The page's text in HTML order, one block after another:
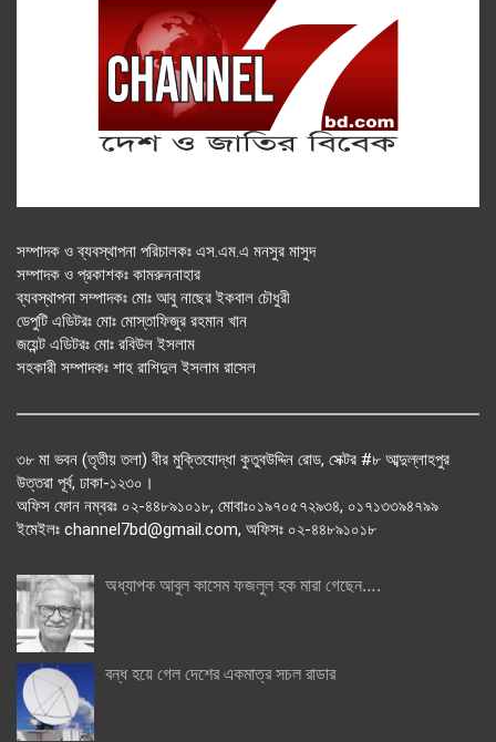
সম্পাদক ও ব্যবস্থাপনা পরিচালকঃ এস.এম.এ মনসুর মাসুদ
সম্পাদক ও প্রকাশকঃ কামরুননাহার
ব্যবস্থাপনা সম্পাদকঃ মোঃ আবু নাছের ইকবাল চৌধুরী
ডেপুটি এডিটরঃ মোঃ মোস্তাফিজুর রহমান খান
জয়েন্ট এডিটরঃ মোঃ রবিউল ইসলাম
সহকারী সম্পাদকঃ শাহ রাশিদুল ইসলাম রাসেল
৩৮ মা ভবন (তৃতীয় তলা) বীর মুক্তিযোদ্ধা কুতুবউদ্দিন রোড, সেক্টর #৮ আব্দুল্লাহপুর
উত্তরা পূর্ব, ঢাকা-১২৩০।
অফিস ফোন নম্বরঃ ০২-৪৪৮৯১০১৮, মোবাঃ০১৯৭০৫৭২৯৩৪, ০১৭১৩৩৯৪৭৯৯
ইমেইলঃ channel7bd@gmail.com, অফিসঃ ০২-৪৪৮৯১০১৮
অধ্যাপক আবুল কাসেম ফজলুল হক মারা গেছেন….
বন্ধ হয়ে গেল দেশের একমাত্র সচল রাডার